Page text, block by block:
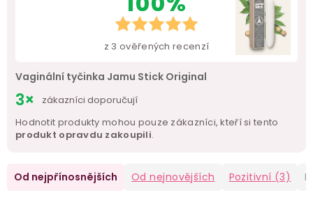
z 3 ověřených recenzí
Vaginální tyčinka Jamu Stick Original
3×
zákazníci doporučují
Hodnotit produkty mohou pouze zákazníci, kteří si tento
produkt opravdu zakoupili.
Od nejpřínosnějších Od nejnovějších Pozitivní (3)